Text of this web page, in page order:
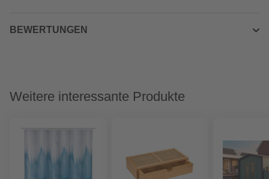
BEWERTUNGEN
Weitere interessante Produkte